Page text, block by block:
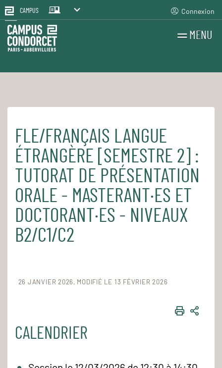
CAMPUS Connexion
MENU
Accueil Pour le quotidien Les cours et séminaires
FLE/FRANÇAIS LANGUE
ÉTRANGÈRE [SEMESTRE 2] :
TUTORAT DE PRÉSENTATION
ORALE - MASTERANT·ES ET
DOCTORANT·ES - NIVEAUX
B2/C1/C2
26 JANVIER 2026 MODIFIÉ LE 13 FÉVRIER 2026
CALENDRIER